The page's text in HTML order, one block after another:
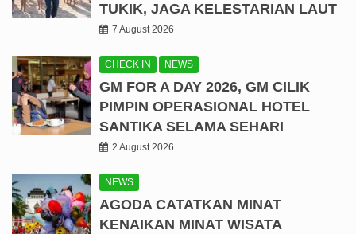
TUKIK, JAGA KELESTARIAN LAUT
7 August 2026
CHECK IN NEWS
GM FOR A DAY 2026, GM CILIK
PIMPIN OPERASIONAL HOTEL
SANTIKA SELAMA SEHARI
2 August 2026
NEWS
AGODA CATATKAN MINAT
KENAIKAN MINAT WISATA